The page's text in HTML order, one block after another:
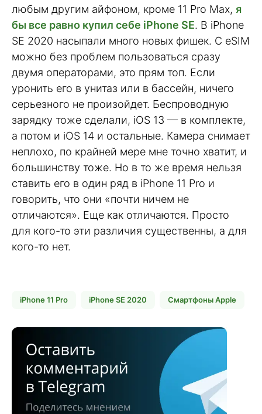
любым другим айфоном, кроме 11 Pro Max, я
бы все равно купил себе iPhone SE. В iPhone
SE 2020 насыпали много новых фишек. С eSIM
можно без проблем пользоваться сразу
двумя операторами, это прям топ. Если
уронить его в унитаз или в бассейн, ничего
серьезного не произойдет. Беспроводную
зарядку тоже сделали, iOS 13 — в комплекте,
а потом и iOS 14 и остальные. Камера снимает
неплохо, по крайней мере мне точно хватит, и
большинству тоже. Но в то же время нельзя
ставить его в один ряд в iPhone 11 Pro и
говорить, что они «почти ничем не
отличаются». Еще как отличаются. Просто
для кого-то эти различия существенны, а для
кого-то нет.
iPhone 11 Pro iPhone SE 2020 Смартфоны Apple